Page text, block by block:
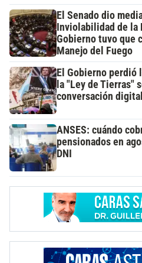
El Senado dio
Inviolabilidad de la
Gobierno tuvo que
Manejo del Fuego
El Gobierno perdió
la "Ley de Tierras"
conversación digital
ANSES: cuándo
pensionados en
DNI